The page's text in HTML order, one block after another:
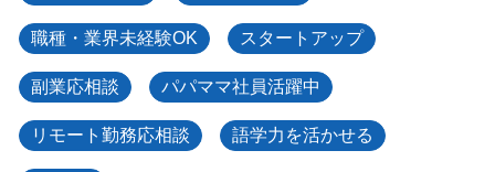
職種・業界未経験OK スタートアップ
副業応相談 パパママ社員活躍中
リモート勤務応相談 語学力を活かせる